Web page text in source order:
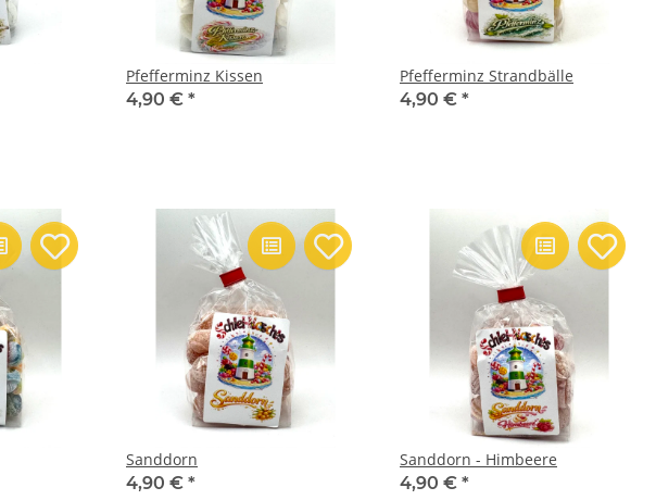
Pfefferminz Kissen
4,90 € *
Pfefferminz Strandbälle
4,90 € *
Sanddorn
4,90 € *
Sanddorn - Himbeere
4,90 € *